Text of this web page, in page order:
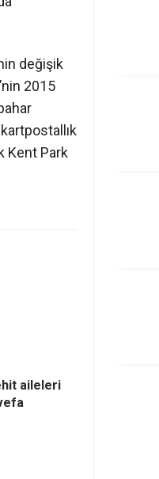
değişik
2015
Kent Park
aileleri